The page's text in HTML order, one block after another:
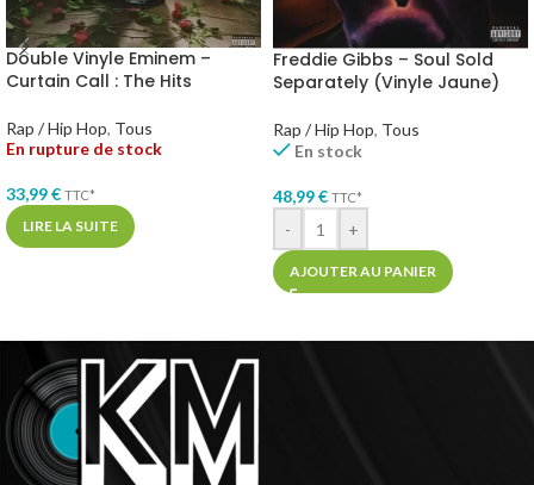
Double Vinyle Eminem –
Curtain Call : The Hits
Rap / Hip Hop, Tous
En rupture de stock
33,99€ TTC*
LIRE LA SUITE
Freddie Gibbs – Soul Sold
Separately (Vinyle Jaune)
Rap / Hip Hop, Tous
En stock
48,99€ TTC*
- +
AJOUTER AU PANIER